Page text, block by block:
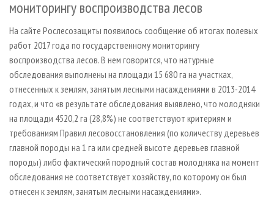
СУШКА ДРЕВЕСИНЫ
ПРОИЗВОДСТВО ДРЕВЕСНЫХ ПЛИТ
ДЕРЕВЯННОЕ ДОМОСТРОЕНИЕ
ПРОИЗВОДСТВО МЕБЕЛИ
БИОЭНЕРГЕТИКА
ЦБП
ИНСТРУМЕНТ И МАТЕРИАЛЫ
ПЕРСОНЫ
МОБИЛЬНЫЕ ВЫСТАВКИ
ОФИЦИАЛЬНЫЕ ДЕЛЕГАЦИИ
ПРИОРИТЕТНЫЕ ИНВЕСТПРОЕКТЫ
RUSSIAN FORESTRY REVIEW
ГАЗЕТА ЛЕСПРОМФОРУМ
БИБЛИОТЕКА СПЕЦИАЛИСТА
КОНТАКТЫ
РЕКЛАМА
РЕКЛАМА НА САЙТЕ
мониторингу воспроизводства лесов
На сайте Рослесозащиты появилось сообщение об итогах полевых
работ 2017 года по государственному мониторингу
воспроизводства лесов. В нем говорится, что натурные
обследования выполнены на площади 15 680 га на участках,
отнесенных к землям, занятым лесными насаждениями в 2013-2014
годах, и что «в результате обследования выявлено, что молодняки
на площади 4520,2 га (28,8%) не соответствуют критериям и
требованиям Правил лесовосстановления (по количеству деревьев
главной породы на 1 га или средней высоте деревьев главной
породы) либо фактический породный состав молодняка на момент
обследования не соответствует хозяйству, по которому он был
отнесен к землям, занятым лесными насаждениями».